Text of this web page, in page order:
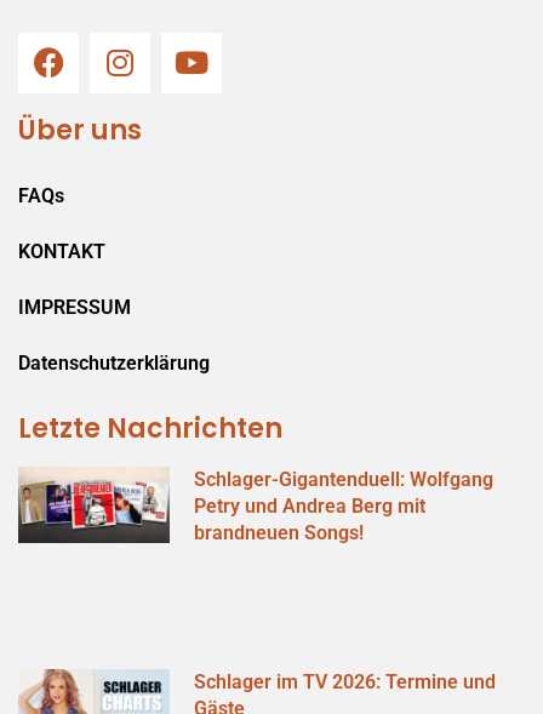
Über uns
FAQs
KONTAKT
IMPRESSUM
Datenschutzerklärung
Letzte Nachrichten
Schlager-Gigantenduell: Wolfgang
Petry und Andrea Berg mit
brandneuen Songs!
Schlager im TV 2026: Termine und
Gäste